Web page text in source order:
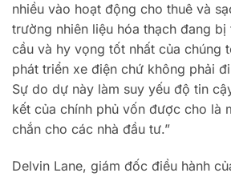
nhiều vào hoạt động cho thuê và
trường nhiên liệu hóa thạch đang bị
cầu và hy vọng tốt nhất của chúng
phát triển xe điện chứ không phải
Sự do dự này làm suy yếu độ tin
kết của chính phủ vốn được cho là
chắn cho các nhà đầu tư.”
Delvin Lane, giám đốc điều hành